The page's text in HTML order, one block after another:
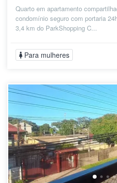
Quarto em apartamento
condomínio seguro com portaria
3,4 km do ParkShopping C...
Para mulheres